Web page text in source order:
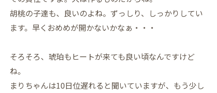
胡桃の子達も、良いのよね。ずっしり、しっかりしてい
ます。早くおめめが開かないかなぁ・・・
そろそろ、琥珀もヒートが来ても良い頃なんですけど
ね。
まりちゃんは10日位遅れると聞いていますが、もう少し